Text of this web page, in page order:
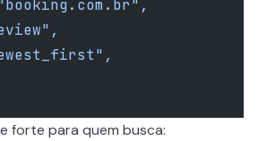
forte para quem busca: